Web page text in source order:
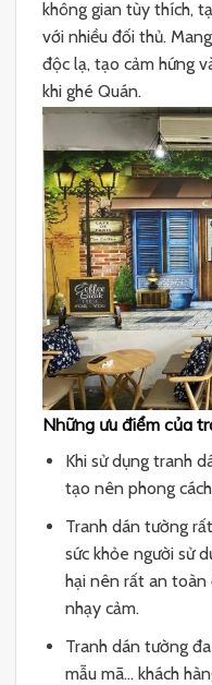
không gian tùy thích,
với nhiều đối thủ.
độc lạ, tạo cảm hứng
khi ghé Quán.
Những ưu điểm của
Khi sử dụng tranh
tạo nên phong
Tranh dán tường
sức khỏe người sử
hại nên rất an toàn
nhạy cảm.
Tranh dán tường
mẫu mã… khách